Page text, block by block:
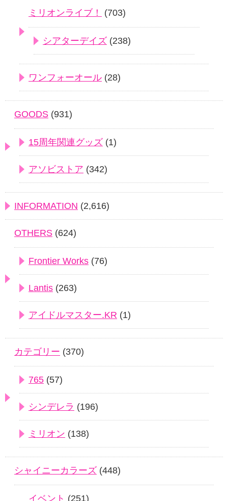
ミリオンライブ！ (703)
シアターデイズ (238)
ワンフォーオール (28)
GOODS (931)
15周年関連グッズ (1)
アソビストア (342)
INFORMATION (2,616)
OTHERS (624)
Frontier Works (76)
Lantis (263)
アイドルマスター.KR (1)
カテゴリー (370)
765 (57)
シンデレラ (196)
ミリオン (138)
シャイニーカラーズ (448)
イベント (251)